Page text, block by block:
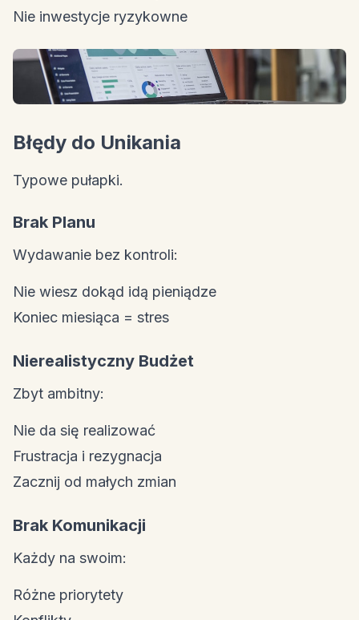
Nie inwestycje ryzykowne
Błędy do Unikania
Typowe pułapki.
Brak Planu
Wydawanie bez kontroli:
Nie wiesz dokąd idą pieniądze
Koniec miesiąca = stres
Nierealistyczny Budżet
Zbyt ambitny:
Nie da się realizować
Frustracja i rezygnacja
Zacznij od małych zmian
Brak Komunikacji
Każdy na swoim:
Różne priorytety